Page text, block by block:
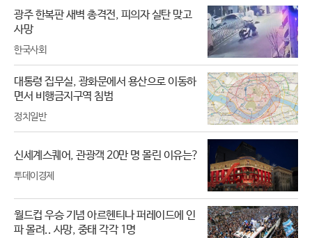
광주 한복판 새벽 총격전, 피의자 실탄 맞고
사망
한국사회
대통령 집무실, 광화문에서 용산으로 이동하
면서 비행금지구역 침범
정치일반
신세계스퀘어, 관광객 20만 명 몰린 이유는?
투데이경제
월드컵 우승 기념 아르헨티나 퍼레이드에 인
파 몰려.. 사망, 중태 각각 1명